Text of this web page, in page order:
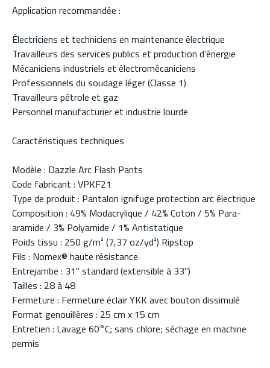
Application recommandée :
Électriciens et techniciens en maintenance électrique
Travailleurs des services publics et production d’énergie
Mécaniciens industriels et électromécaniciens
Professionnels du soudage léger (Classe 1)
Travailleurs pétrole et gaz
Personnel manufacturier et industrie lourde
Caractéristiques techniques
Modèle : Dazzle Arc Flash Pants
Code fabricant : VPKF21
Type de produit : Pantalon ignifuge protection arc électrique
Composition : 49% Modacrylique / 42% Coton / 5% Para-
aramide / 3% Polyamide / 1% Antistatique
Poids tissu : 250 g/m² (7,37 oz/yd²) Ripstop
Fils : Nomex® haute résistance
Entrejambe : 31" standard (extensible à 33")
Tailles : 28 à 48
Fermeture : Fermeture éclair YKK avec bouton dissimulé
Format genouillères : 25 cm x 15 cm
Entretien : Lavage 60°C; sans chlore; séchage en machine
permis